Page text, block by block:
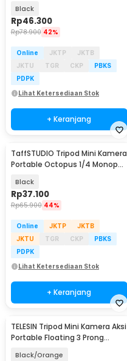
Black
Rp46.300
Rp78.900 42%
Online JKTP
JKTB
JKTU
TGR CKP
PBKS
PDPK
Lihat Ketersediaan Stok
+ Keranjang
TaffSTUDIO Tripod Mini Kamera
Portable Octopus 1/4 Monopod
Black
Rp37.100
Rp65.900 44%
Online JKTP
JKTB
JKTU
TGR CKP
PBKS
PDPK
Lihat Ketersediaan Stok
+ Keranjang
TELESIN Tripod Mini Kamera Aksi
Portable Floating 3 Prong
Black/Orange